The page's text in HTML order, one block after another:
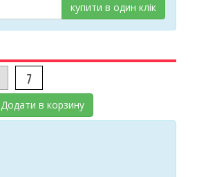
купити в один клік
7
Додати в корзину